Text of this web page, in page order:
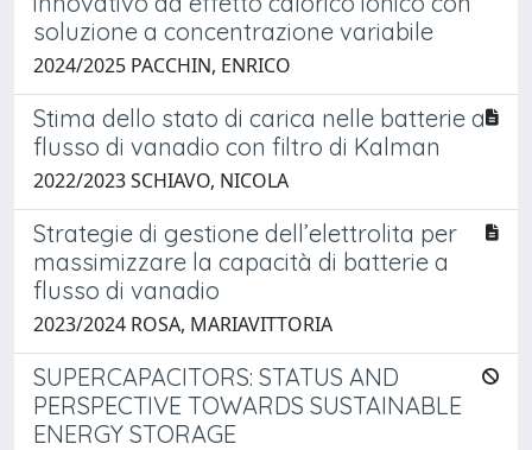
soluzione a concentrazione variabile
2024/2025 PACCHIN, ENRICO
Stima dello stato di carica nelle batterie a
flusso di vanadio con filtro di Kalman
2022/2023 SCHIAVO, NICOLA
Strategie di gestione dell’elettrolita per
massimizzare la capacità di batterie a
flusso di vanadio
2023/2024 ROSA, MARIAVITTORIA
SUPERCAPACITORS: STATUS AND
PERSPECTIVE TOWARDS SUSTAINABLE
ENERGY STORAGE